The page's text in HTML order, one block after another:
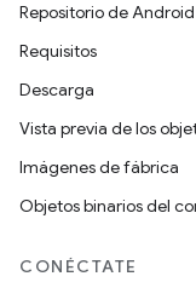
Repositorio de Android
Requisitos
Descarga
Vista previa de los
Imágenes de fábrica
Objetos binarios del
CONÉCTATE